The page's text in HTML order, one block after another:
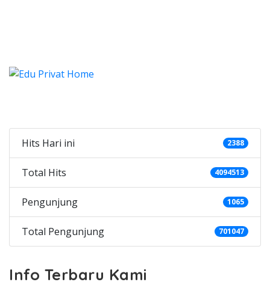
Hits Hari ini 2388
Total Hits 4094513
Pengunjung 1065
Total Pengunjung 701047
Info Terbaru Kami